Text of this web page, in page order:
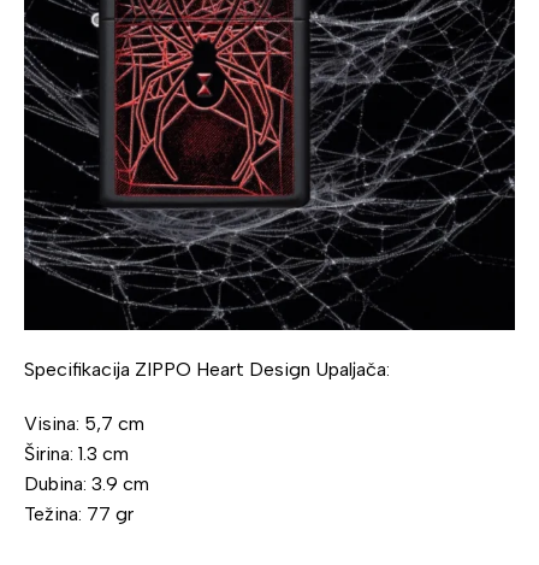
Specifikacija ZIPPO Heart Design Upaljača:
Visina: 5,7 cm
Širina: 1.3 cm
Dubina: 3.9 cm
Težina: 77 gr